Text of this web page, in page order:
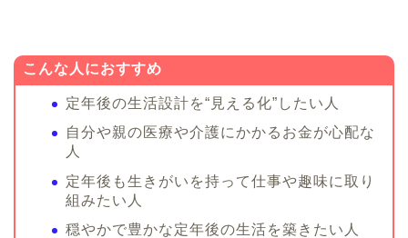
こんな人におすすめ
定年後の生活設計を“見える化”したい人
自分や親の医療や介護にかかるお金が心配な
人
定年後も生きがいを持って仕事や趣味に取り
組みたい人
穏やかで豊かな定年後の生活を築きたい人